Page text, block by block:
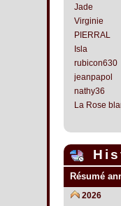
Jade
Virginie
PIERRAL
Isla
rubicon630
jeanpapol
nathy36
La Rose
Résumé
2026